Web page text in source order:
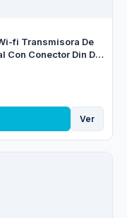
fi Transmisora De
Con Conector Din De
/ Compatible
Ver